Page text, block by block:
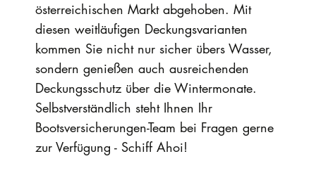
österreichischen Markt abgehoben. Mit
diesen weitläufigen Deckungsvarianten
kommen Sie nicht nur sicher übers Wasser,
sondern genießen auch ausreichenden
Deckungsschutz über die Wintermonate.
Selbstverständlich steht Ihnen Ihr
Bootsversicherungen-Team bei Fragen gerne
zur Verfügung - Schiff Ahoi!